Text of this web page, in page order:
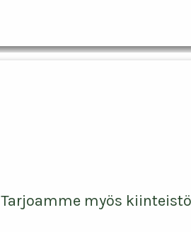
Tarjoamme myös